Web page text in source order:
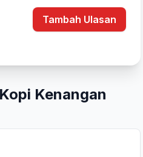
Tambah Ulasan
Kenangan